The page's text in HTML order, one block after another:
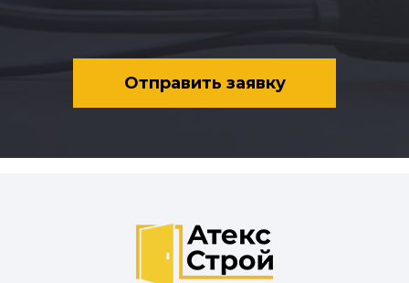
Отправить заявку